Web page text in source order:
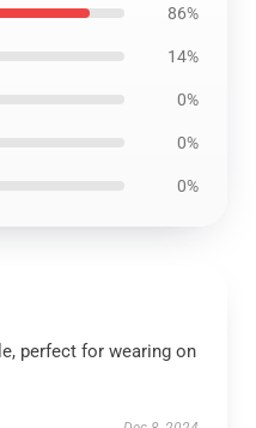
86%
14%
0%
0%
0%
perfect for wearing on